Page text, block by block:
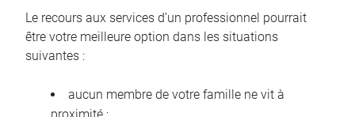
Le recours aux services d’un professionnel pourrait
être votre meilleure option dans les situations
suivantes :
aucun membre de votre famille ne vit à
proximité ;